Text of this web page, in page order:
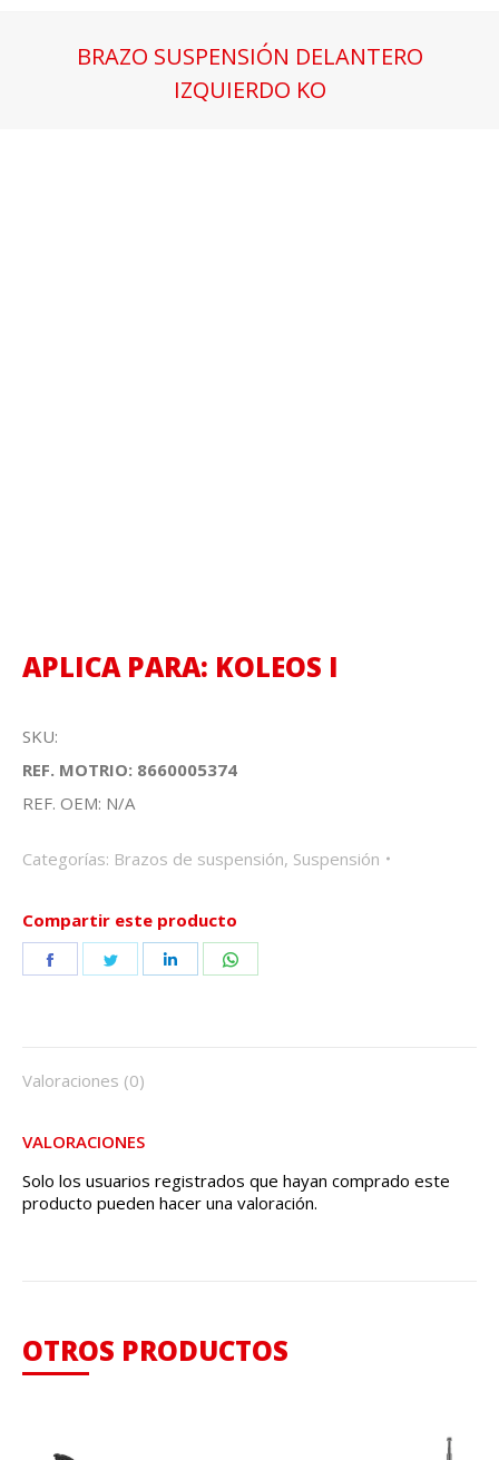
BRAZO SUSPENSIÓN DELANTERO
IZQUIERDO KO
APLICA PARA: KOLEOS I
SKU:
REF. MOTRIO: 8660005374
REF. OEM: N/A
Categorías: Brazos de suspensión, Suspensión
Compartir este producto
Share
Share
Share
Valoraciones (0)
VALORACIONES
Solo los usuarios registrados que hayan comprado este
producto pueden hacer una valoración.
OTROS PRODUCTOS